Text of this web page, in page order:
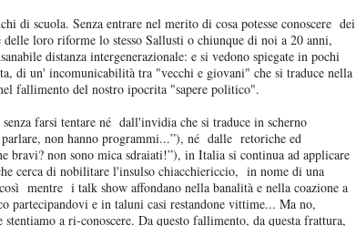
di scuola. Senza entrare nel merito di cosa potesse conoscere dei
loro riforme lo stesso Sallusti o chiunque di noi a 20 anni,
distanza intergenerazionale: e si vedono spiegate in pochi
di un' incomunicabilità tra "vecchi e giovani" che si traduce nella
fallimento del nostro ipocrita "sapere politico".
farsi tentare né dall'invidia che si traduce in scherno
parlare, non hanno programmi...”), né dalle retoriche ed
bravi? non sono mica sdraiati!”), in Italia si continua ad applicare
cerca di nobilitare l'insulso chiacchiericcio, in nome di una
mentre i talk show affondano nella banalità e nella coazione a
partecipandovi e in taluni casi restandone vittime... Ma no,
a ri-conoscere. Da questo fallimento, da questa frattura,